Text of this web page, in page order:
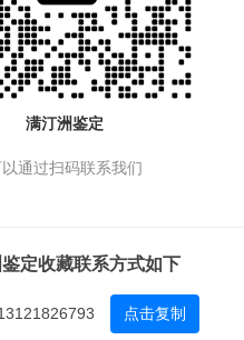
满汀洲鉴定
通过扫码联系我们
定收藏联系方式如下
点击复制